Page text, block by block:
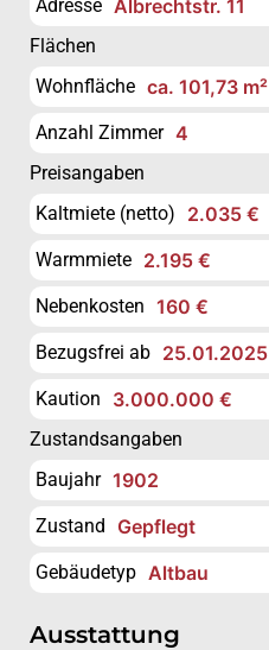
Adresse Albrechtstr. 11
Flächen
Wohnfläche ca. 101,73 m²
Anzahl Zimmer 4
Preisangaben
Kaltmiete (netto)
2.035 €
Warmmiete 2.195 €
Nebenkosten 160 €
Bezugsfrei ab 25.01.2025
Kaution 3.000.000 €
Zustandsangaben
Baujahr 1902
Zustand Gepflegt
Gebäudetyp Altbau
Ausstattung